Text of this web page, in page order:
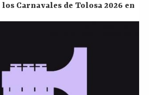
Carnavales de Tolosa 2026 en